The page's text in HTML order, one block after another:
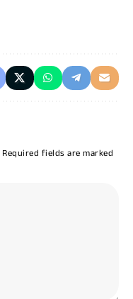
Required fields are marked